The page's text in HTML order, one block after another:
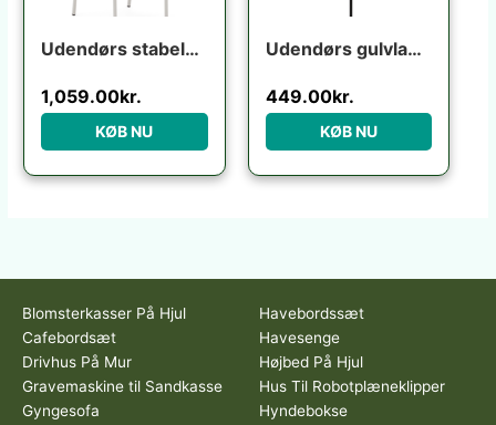
Udendørs stabelbar stol Kave Home Galdana ecru aluminium/texteline UV-resistent niveau 5
1,059.00kr.
KØB NU
Udendørs gulvlampe Kave Home Nali mat sort metal H149 cm nordisk design
449.00kr.
KØB NU
Blomsterkasser På Hjul
Cafebordsæt
Drivhus På Mur
Gravemaskine til Sandkasse
Gyngesofa
Havebordssæt
Havesenge
Højbed På Hjul
Hus Til Robotplæneklipper
Hyndebokse